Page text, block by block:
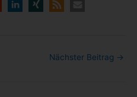
Nächster Beitrag →